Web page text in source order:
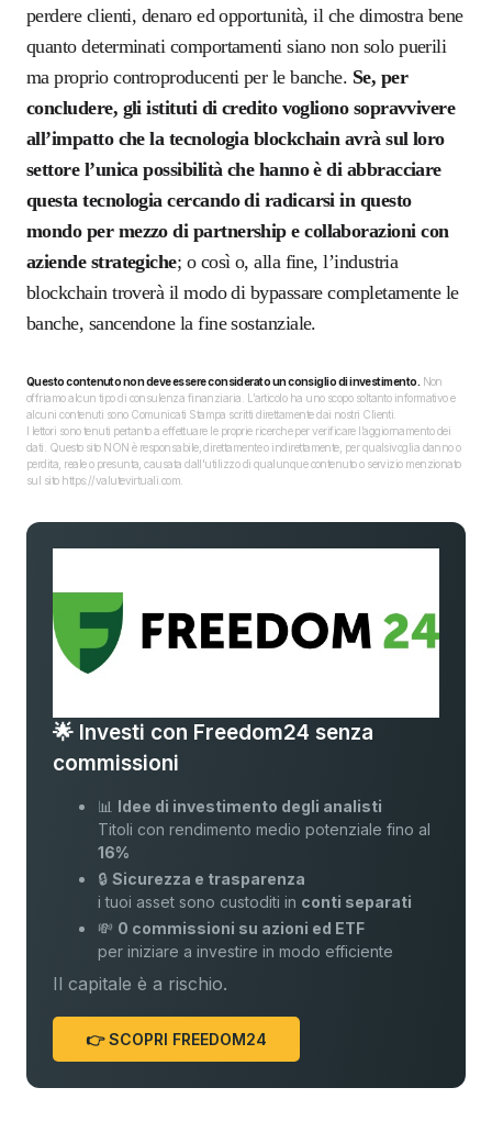
perdere clienti, denaro ed opportunità, il che dimostra bene
quanto determinati comportamenti siano non solo puerili
ma proprio controproducenti per le banche. Se, per
concludere, gli istituti di credito vogliono sopravvivere
all’impatto che la tecnologia blockchain avrà sul loro
settore l’unica possibilità che hanno è di abbracciare
questa tecnologia cercando di radicarsi in questo
mondo per mezzo di partnership e collaborazioni con
aziende strategiche; o così o, alla fine, l’industria
blockchain troverà il modo di bypassare completamente le
banche, sancendone la fine sostanziale.
Questo contenuto non deve essere considerato un consiglio di investimento. Non
offriamo alcun tipo di consulenza finanziaria. L’articolo ha uno scopo soltanto informativo e
alcuni contenuti sono Comunicati Stampa scritti direttamente dai nostri Clienti.
I lettori sono tenuti pertanto a effettuare le proprie ricerche per verificare l’aggiornamento dei
dati. Questo sito NON è responsabile, direttamente o indirettamente, per qualsivoglia danno o
perdita, reale o presunta, causata dall'utilizzo di qualunque contenuto o servizio menzionato
sul sito https://valutevirtuali.com.
🌟 Investi con Freedom24 senza
commissioni
📊 Idee di investimento degli analisti
Titoli con rendimento medio potenziale fino al
16%
🔒Sicurezza e trasparenza
i tuoi asset sono custoditi in conti separati
💸 0 commissioni su azioni ed ETF
per iniziare a investire in modo efficiente
Il capitale è a rischio.
👉 SCOPRI FREEDOM24